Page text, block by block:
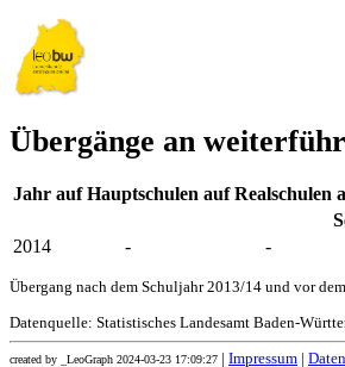
Übergänge an
Jahr auf Hauptschulen auf Realschulen
2014
- -
Übergang nach dem Schuljahr 2013/14 und vor
Datenquelle: Statistisches Landesamt Baden-
created by _LeoGraph 2024-03-23 17:09:27 Impressum